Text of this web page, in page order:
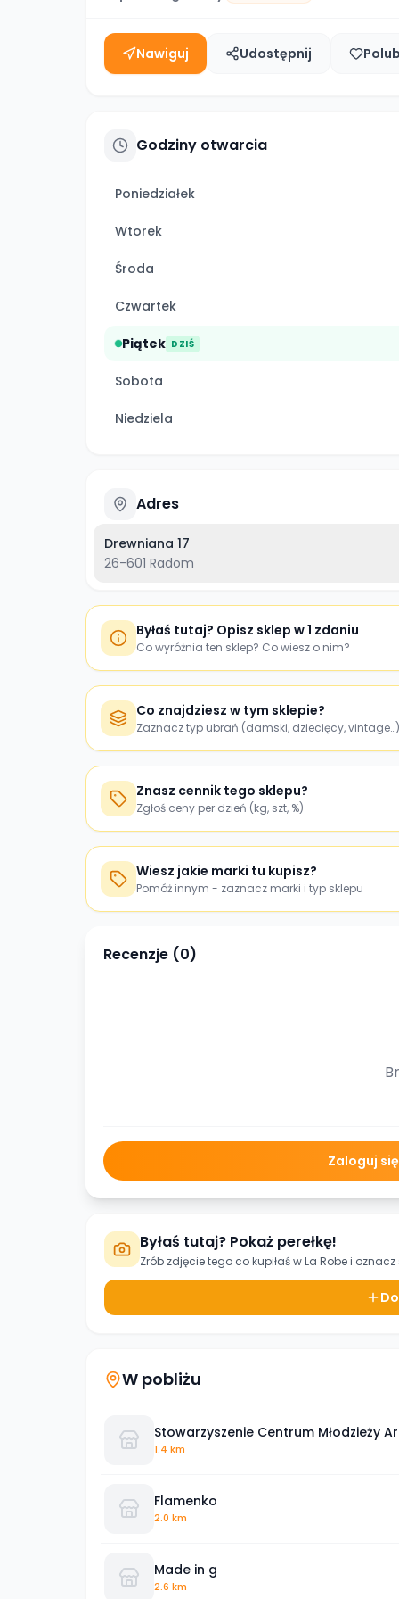
Nawiguj Udostępnij
Godziny otwarcia
Poniedziałek
Wtorek
Środa
Czwartek
Piątek DZIŚ
Sobota
Niedziela
Adres
Drewniana 17
26-601 Radom
Byłaś tutaj? Opisz sklep w 1 zdaniu
Co wyróżnia ten sklep? Co wiesz o nim?
Co znajdziesz w tym sklepie?
Zaznacz typ ubrań (damski, dziecięcy, vintage…)
Znasz cennik tego sklepu?
Zgłoś ceny per dzień (kg, szt, %)
Wiesz jakie marki tu kupisz?
Pomóż innym - zaznacz marki i typ sklepu
Recenzje (0)
Zaloguj
Byłaś tutaj? Pokaż perełkę!
Zrób zdjęcie tego co kupiłaś wLa Robei oznacz
W pobliżu
Stowarzyszenie Centrum Młodzieży
1.4 km
Flamenko
2.0 km
Made in g
2.6 km